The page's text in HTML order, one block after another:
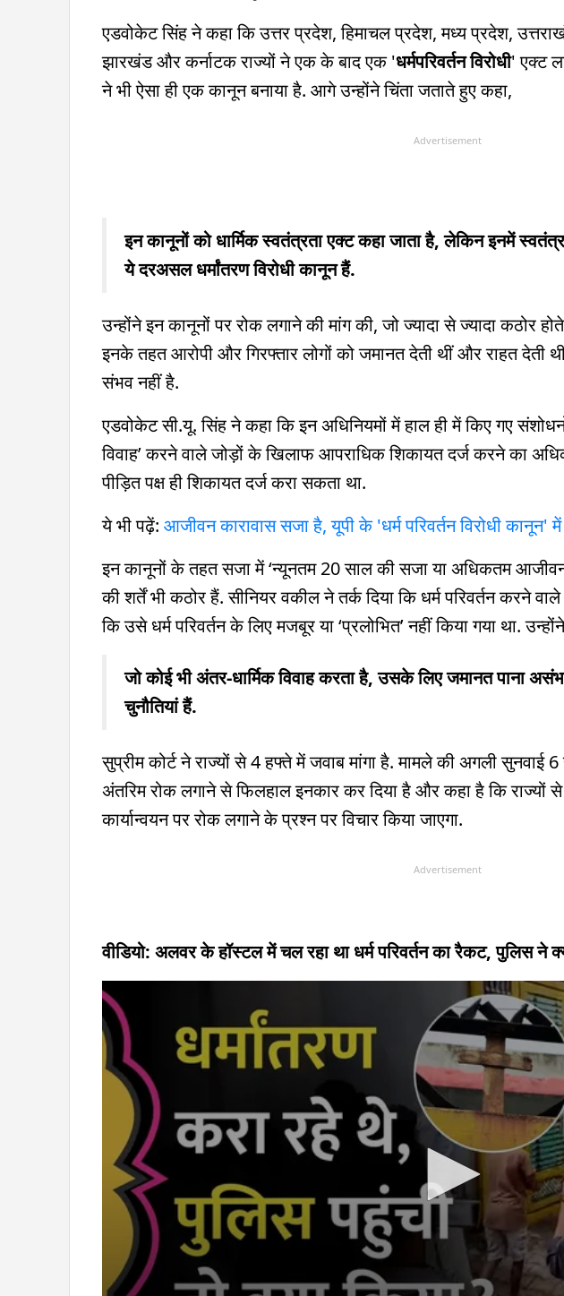
एडवोकेट सिंह ने कहा कि उत्तर प्रदेश, हिमाचल प्रदेश, मध्य प्रदेश,
झारखंड और कर्नाटक राज्यों ने एक के बाद एक 'धर्मपरिवर्तन विरोधी' एक्ट
ने भी ऐसा ही एक कानून बनाया है. आगे उन्होंने चिंता जताते हुए कहा,
Advertisement
इन कानूनों को धार्मिक स्वतंत्रता एक्ट कहा जाता है, लेकिन इनमें
ये दरअसल धर्मांतरण विरोधी कानून हैं.
उन्होंने इन कानूनों पर रोक लगाने की मांग की, जो ज्यादा से ज्यादा कठोर
इनके तहत आरोपी और गिरफ्तार लोगों को जमानत देती थीं और राहत देती
संभव नहीं है.
एडवोकेट सी.यू. सिंह ने कहा कि इन अधिनियमों में हाल ही में किए गए
विवाह’ करने वाले जोड़ों के खिलाफ आपराधिक शिकायत दर्ज करने का
पीड़ित पक्ष ही शिकायत दर्ज करा सकता था.
ये भी पढ़ें: आजीवन कारावास सजा है, यूपी के 'धर्म परिवर्तन विरोधी
इन कानूनों के तहत सजा में ‘न्यूनतम 20 साल की सजा या अधिकतम
की शर्तें भी कठोर हैं. सीनियर वकील ने तर्क दिया कि धर्म परिवर्तन करने
कि उसे धर्म परिवर्तन के लिए मजबूर या ‘प्रलोभित’ नहीं किया गया था.
जो कोई भी अंतर-धार्मिक विवाह करता है, उसके लिए जमानत पाना
चुनौतियां हैं.
सुप्रीम कोर्ट ने राज्यों से 4 हफ्ते में जवाब मांगा है. मामले की अगली सुनवाई 6
अंतरिम रोक लगाने से फिलहाल इनकार कर दिया है और कहा है कि राज्यों
कार्यान्वयन पर रोक लगाने के प्रश्न पर विचार किया जाएगा.
Advertisement
वीडियो: अलवर के हॉस्टल में चल रहा था धर्म परिवर्तन का रैकट, पुलिस ने